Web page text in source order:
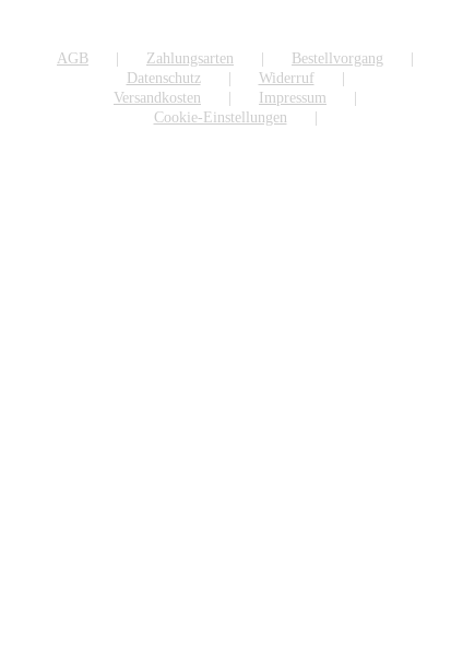
AGB Zahlungsarten
Bestellvorgang
Datenschutz
Widerruf
Versandkosten
Impressum
Cookie-Einstellungen